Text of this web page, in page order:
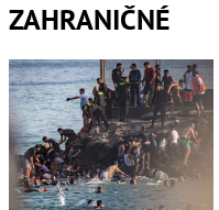
ZAHRANIČNÉ